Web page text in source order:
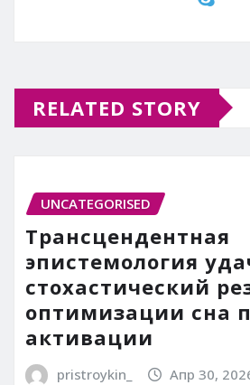
RELATED STORY
UNCATEGORISED
Трансцендентная
эпистемология
стохастический
оптимизации сна
активации
pristroykin_ Апр 30,